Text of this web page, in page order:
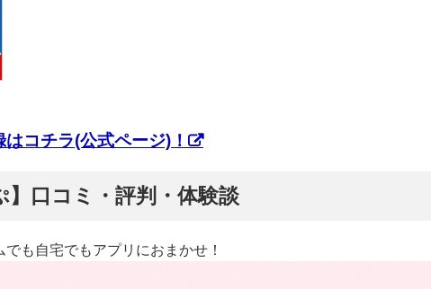
コチラ(公式ページ)！
口コミ・評判・体験談
も自宅でもアプリにおまかせ！